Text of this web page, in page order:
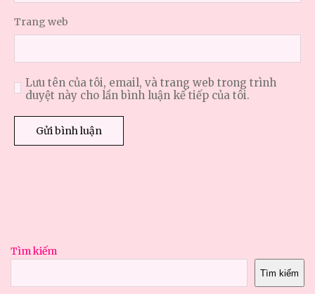
Trang web
Lưu tên của tôi, email, và trang web trong trình
duyệt này cho lần bình luận kế tiếp của tôi.
Tìm kiếm
Tìm kiếm